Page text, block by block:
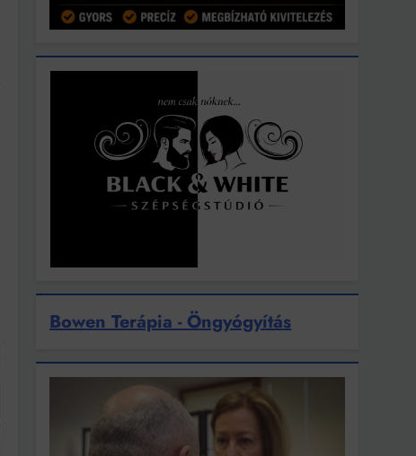
Bowen Terápia - Öngyógyítás